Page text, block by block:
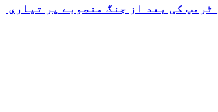
ٹرمپ کی بعد از جنگ منصوبے پر تیاری